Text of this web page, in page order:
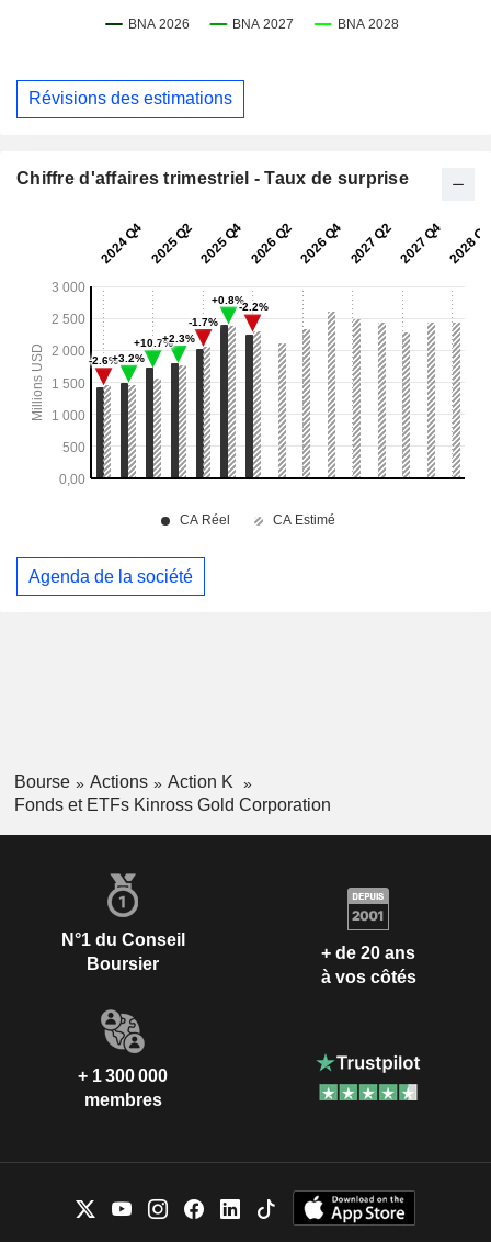
Révisions des estimations
Chiffre d'affaires trimestriel - Taux de surprise
Agenda de la société
Bourse Actions
Action K
Fonds et ETFs Kinross Gold Corporation
N°1 du Conseil
Boursier
+ de 20 ans
à vos côtés
+ 1 300 000
membres